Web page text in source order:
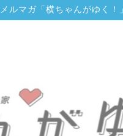
ルマガ「横ちゃんがゆく